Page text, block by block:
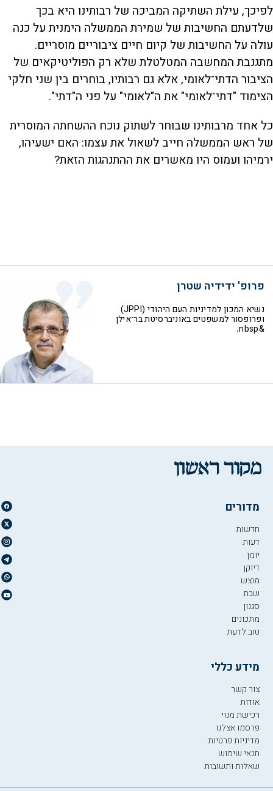
לפיכך, עילת השתיקה המביכה של רבותינו היא בכך
שלדעתם החשיבות של שמירת הממשלה הימנית על כנה
עולה על החשיבות של קיום חיים ציבוריים מוסריים.
מתגנבת המחשבה המטלטלת שלא רק הפוליטיקאים של
הציבור הדתי־לאומי, אלא גם רבותיו, בוחרים בין שני חלקי
הצימוד "דתי־לאומי" את ה"לאומי" על פני ה"דתי".
כל אחד מרבותינו שבוחר לשתוק נוכח ההשחתה המוסרית
של ראש הממשלה חייב לשאול את עצמו: האם ישעיהו,
ירמיהו ועמוס היו מאשרים את ההתנהגות הזאת?
פרופ' ידידיה שטרן
נשיא המכון למדיניות העם היהודי (JPPI)
ופרופסור למשפטים באוניברסיטת בר־אילן
&nbsp;
מדורים
חדשות
דעות
יומן
דיוקן
מוצש
שבת
סגנון
מתכונים
טוב לדעת
מידע כללי
צור קשר
אודות
רכישת מנוי
פרסמו אצלנו
מדיניות פרטיות
תנאי שימוש
שאלות ותשובות